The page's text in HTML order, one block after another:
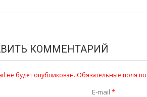
КОММЕНТАРИЙ
не будет опубликован. Обязательные поля
E-mail *